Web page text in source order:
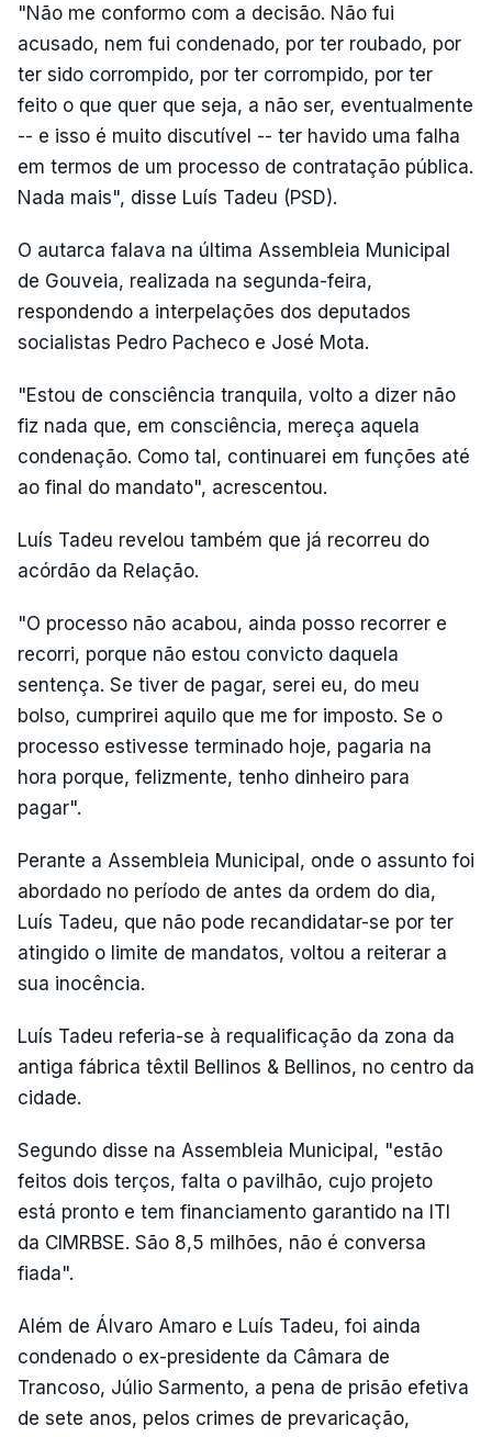
"Não me conformo com a decisão. Não fui
acusado, nem fui condenado, por ter roubado, por
ter sido corrompido, por ter corrompido, por ter
feito o que quer que seja, a não ser, eventualmente
-- e isso é muito discutível -- ter havido uma falha
em termos de um processo de contratação pública.
Nada mais", disse Luís Tadeu (PSD).
O autarca falava na última Assembleia Municipal
de Gouveia, realizada na segunda-feira,
respondendo a interpelações dos deputados
socialistas Pedro Pacheco e José Mota.
"Estou de consciência tranquila, volto a dizer não
fiz nada que, em consciência, mereça aquela
condenação. Como tal, continuarei em funções até
ao final do mandato", acrescentou.
Luís Tadeu revelou também que já recorreu do
acórdão da Relação.
"O processo não acabou, ainda posso recorrer e
recorri, porque não estou convicto daquela
sentença. Se tiver de pagar, serei eu, do meu
bolso, cumprirei aquilo que me for imposto. Se o
processo estivesse terminado hoje, pagaria na
hora porque, felizmente, tenho dinheiro para
pagar".
Perante a Assembleia Municipal, onde o assunto foi
abordado no período de antes da ordem do dia,
Luís Tadeu, que não pode recandidatar-se por ter
atingido o limite de mandatos, voltou a reiterar a
sua inocência.
Luís Tadeu referia-se à requalificação da zona da
antiga fábrica têxtil Bellinos & Bellinos, no centro da
cidade.
Segundo disse na Assembleia Municipal, "estão
feitos dois terços, falta o pavilhão, cujo projeto
está pronto e tem financiamento garantido na ITI
da CIMRBSE. São 8,5 milhões, não é conversa
fiada".
Além de Álvaro Amaro e Luís Tadeu, foi ainda
condenado o ex-presidente da Câmara de
Trancoso, Júlio Sarmento, a pena de prisão efetiva
de sete anos, pelos crimes de prevaricação,